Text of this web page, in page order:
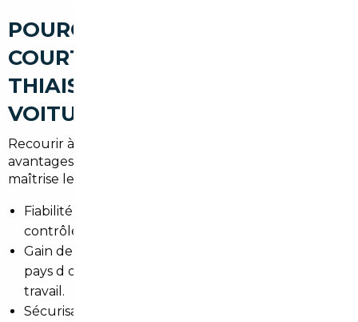
POURQUOI PASSER PAR UN
COURTIER AUTOMOBILE À
THIAIS POUR ACHETER UNE
VOITURE D'OCCASION
Recourir à un courtier local présente plusieurs
avantages pour les habitants du 94. Le professionnel
maîtrise les prix, les procédures et les pièges à éviter.
Fiabilité des annonces et sélection de véhicules
contrôlés.
Gain de temps pour les déplacements vers les
pays d origine, souvent en dehors des heures de
travail.
Sécurisation du paiement et des formalités